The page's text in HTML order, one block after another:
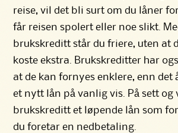
reise, vil det bli surt om du låner
får reisen spolert eller noe slikt.
brukskreditt står du friere, uten at
koste ekstra. Brukskreditter har
at de kan fornyes enklere, enn det
et nytt lån på vanlig vis. På sett og
brukskreditt et løpende lån som
du foretar en nedbetaling.